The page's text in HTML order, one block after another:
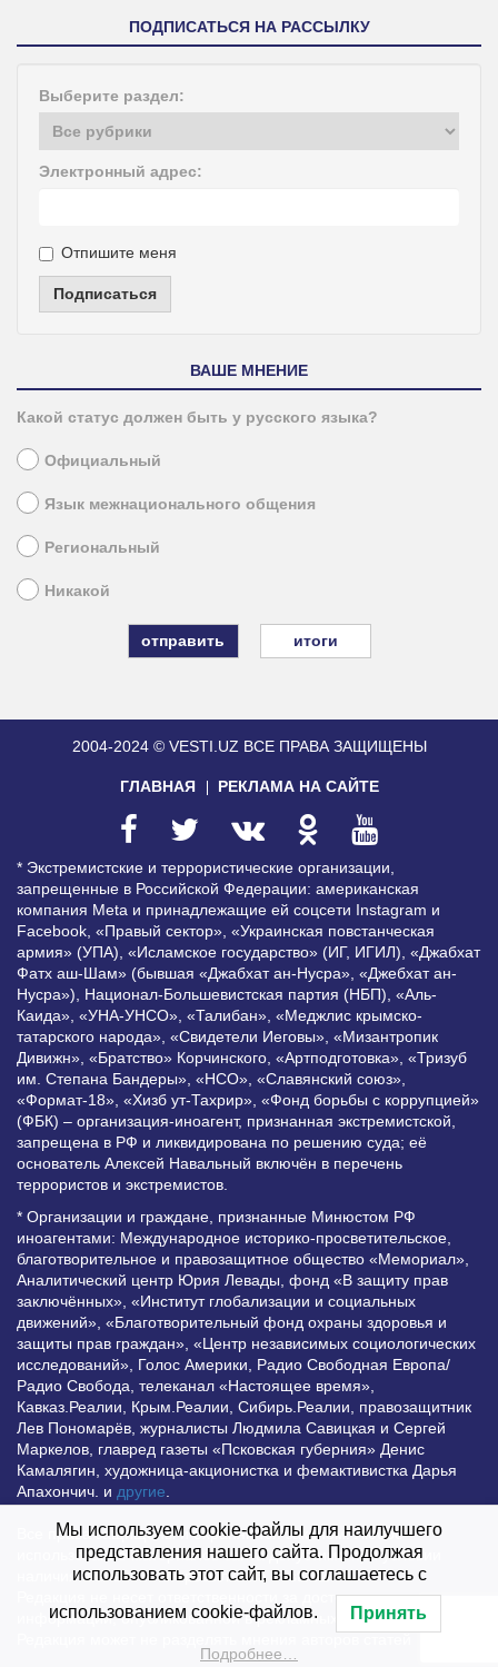
ПОДПИСАТЬСЯ НА РАССЫЛКУ
Выберите раздел:
Электронный адрес:
Отпишите меня
Подписаться
ВАШЕ МНЕНИЕ
Какой статус должен быть у русского языка?
Официальный
Язык межнационального общения
Региональный
Никакой
итоги
2004-2024 © VESTI.UZ ВСЕ ПРАВА ЗАЩИЩЕНЫ
ГЛАВНАЯ РЕКЛАМА НА САЙТЕ
* Экстремистские и террористические организации,
запрещенные в Российской Федерации: американская
компания Meta и принадлежащие ей соцсети Instagram и
Facebook, «Правый сектор», «Украинская повстанческая
армия» (УПА), «Исламское государство» (ИГ, ИГИЛ), «Джабхат
Фатх аш-Шам» (бывшая «Джабхат ан-Нусра», «Джебхат ан-
Нусра»), Национал-Большевистская партия (НБП), «Аль-
Каида», «УНА-УНСО», «Талибан», «Меджлис крымско-
татарского народа», «Свидетели Иеговы», «Мизантропик
Дивижн», «Братство» Корчинского, «Артподготовка», «Тризуб
им. Степана Бандеры», «НСО», «Славянский союз»,
«Формат-18», «Хизб ут-Тахрир», «Фонд борьбы с коррупцией»
(ФБК) – организация-иноагент, признанная экстремистской,
запрещена в РФ и ликвидирована по решению суда; её
основатель Алексей Навальный включён в перечень
террористов и экстремистов.
* Организации и граждане, признанные Минюстом РФ
иноагентами: Международное историко-просветительское,
благотворительное и правозащитное общество «Мемориал»,
Аналитический центр Юрия Левады, фонд «В защиту прав
заключённых», «Институт глобализации и социальных
движений», «Благотворительный фонд охраны здоровья и
защиты прав граждан», «Центр независимых социологических
исследований», Голос Америки, Радио Свободная Европа/
Радио Свобода, телеканал «Настоящее время»,
Кавказ.Реалии, Крым.Реалии, Сибирь.Реалии, правозащитник
Лев Пономарёв, журналисты Людмила Савицкая и Сергей
Маркелов, главред газеты «Псковская губерния» Денис
Камалягин, художница-акционистка и фемактивистка Дарья
Апахончич. и другие.
Все права защищены и охраняются законом. Любое
использование материалов сайта допустимо при условии
наличия активной гиперссылки на Vesti.UZ.
Редакция не несет ответственности за достоверность
информации, опубликованной в рекламных объявлениях.
Мы используем cookie-файлы для наилучшего
представления нашего сайта. Продолжая
использовать этот сайт, вы соглашаетесь с
использованием cookie-файлов. Принять
Подробнее…